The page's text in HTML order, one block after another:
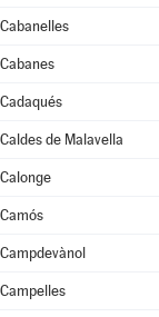
Cabanelles
Cabanes
Cadaqués
Caldes de Malavella
Calonge
Camós
Campdevànol
Campelles